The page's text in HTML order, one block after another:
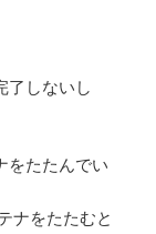
しないし
をたたんでい
をたたむと